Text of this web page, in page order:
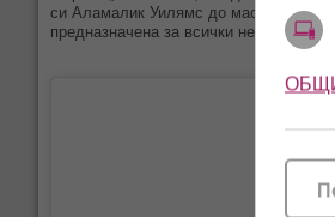
си Аламалик Уилямс до масивна
предназначена за всички нейни гости.